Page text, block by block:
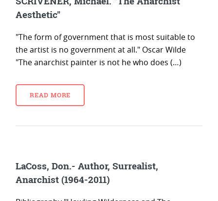
Aesthetic"
"The form of government that is most suitable to
the artist is no government at all." Oscar Wilde
"The anarchist painter is not he who does (…)
READ MORE
LaCoss, Don.- Author, Surrealist,
Anarchist (1964-2011)